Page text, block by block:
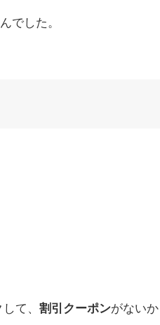
でした。
て、 割引クーポンがないか